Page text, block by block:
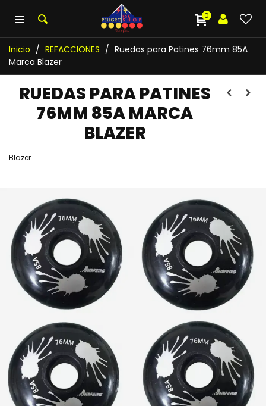
0
Inicio / REFACCIONES / Ruedas para Patines 76mm 85A
Marca Blazer
RUEDAS PARA PATINES
76MM 85A MARCA
BLAZER
Blazer